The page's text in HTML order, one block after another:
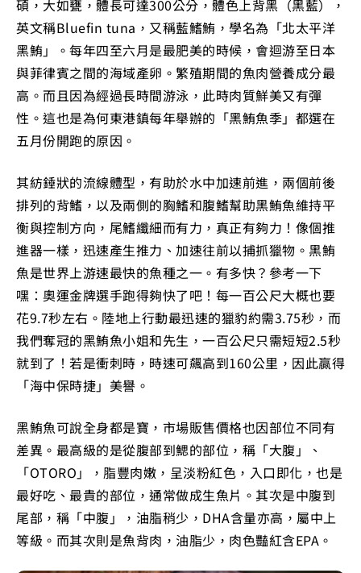
碩，大如甕，體長可達300公分，體色上背黑（黑藍），
英文稱Bluefin tuna，又稱藍鰭鮪，學名為「北太平洋
黑鮪」。每年四至六月是最肥美的時候，會迴游至日本
與菲律賓之間的海域產卵。繁殖期間的魚肉營養成分最
高。而且因為經過長時間游泳，此時肉質鮮美又有彈
性。這也是為何東港鎮每年舉辦的「黑鮪魚季」都選在
五月份開跑的原因。
其紡錘狀的流線體型，有助於水中加速前進，兩個前後
排列的背鰭，以及兩側的胸鰭和腹鰭幫助黑鮪魚維持平
衡與控制方向，尾鰭纖細而有力，真正有夠力！像個推
進器一樣，迅速產生推力、加速往前以捕抓獵物。黑鮪
魚是世界上游速最快的魚種之一。有多快？參考一下
嘿：奧運金牌選手跑得夠快了吧！每一百公尺大概也要
花9.7秒左右。陸地上行動最迅速的獵豹約需3.75秒，而
我們奪冠的黑鮪魚小姐和先生，一百公尺只需短短2.5秒
就到了！若是衝刺時，時速可飆高到160公里，因此贏得
「海中保時捷」美譽。
黑鮪魚可說全身都是寶，市場販售價格也因部位不同有
差異。最高級的是從腹部到鰓的部位，稱「大腹」、
「OTORO」，脂豐肉嫩，呈淡粉紅色，入口即化，也是
最好吃、最貴的部位，通常做成生魚片。其次是中腹到
尾部，稱「中腹」，油脂稍少，DHA含量亦高，屬中上
等級。而其次則是魚背肉，油脂少，肉色豔紅含EPA。